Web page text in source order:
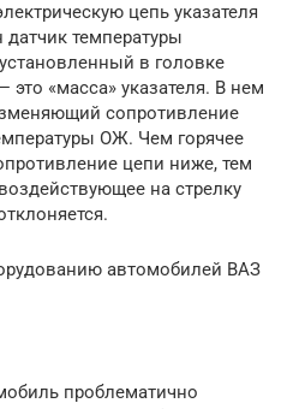
цепь указателя
температуры
в головке
это «масса» указателя. В нем
сопротивление
ОЖ. Чем горячее
цепи ниже, тем
на стрелку
автомобилей ВАЗ
проблематично